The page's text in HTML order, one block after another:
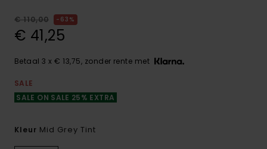
€ 110,00 63%
€ 41,25
Betaal 3 x € 13,75, zonder rente met
SALE
SALE ON SALE 25% EXTRA
Kleur Mid Grey Tint